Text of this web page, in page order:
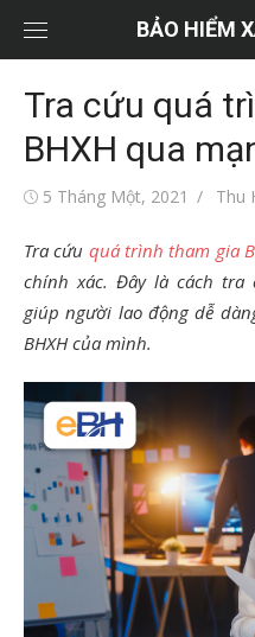
BẢO HIỂM
Tra cứu quá
BHXH qua
Đăng5 Tháng Một, 2021
Tác
Thu
Tra cứu quá trình tham gia
chính xác. Đây là cách
giúp người lao động dễ
BHXH của mình.